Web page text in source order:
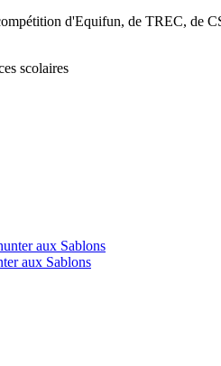
d'Equifun, de TREC, de
scolaires
aux Sablons